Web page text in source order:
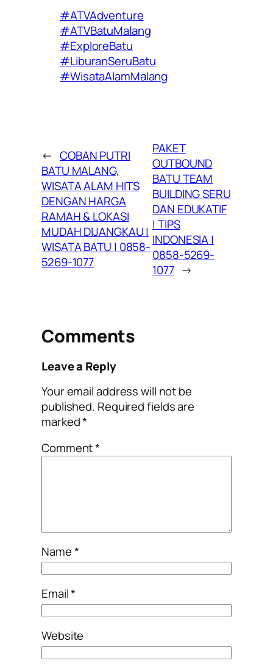
#ATVAdventure
#ATVBatuMalang
#ExploreBatu
#LiburanSeruBatu
#WisataAlamMalang
← COBAN PUTRI
BATU MALANG,
WISATA ALAM HITS
DENGAN HARGA
RAMAH & LOKASI
MUDAH DIJANGKAU |
WISATA BATU | 0858-
5269-1077
PAKET
OUTBOUND
BATU TEAM
BUILDING SERU
DAN EDUKATIF
| TIPS
INDONESIA |
0858-5269-
1077 →
Comments
Leave a Reply
Your email address will not be
published. Required fields are
marked*
Comment*
Name*
Email*
Website